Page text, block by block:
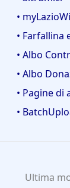
•
• Farfallina
• Albo
• Albo
• Pagine di
•
Ultima